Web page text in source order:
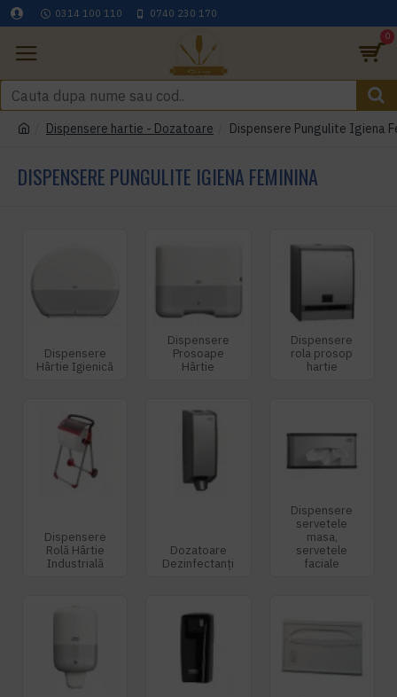
0314 100 110 0740 230 170
0
Dispensere hartie - Dozatoare Dispensere Pungulite Igiena
DISPENSERE PUNGULITE IGIENA FEMININA
Dispensere
Hârtie Igienică
Dispensere
Prosoape
Hârtie
Dispensere
rola prosop
hartie
Dispensere
Rolă Hârtie
Industrială
Dozatoare
Dezinfectanți
Dispensere
servetele
masa,
servetele
faciale